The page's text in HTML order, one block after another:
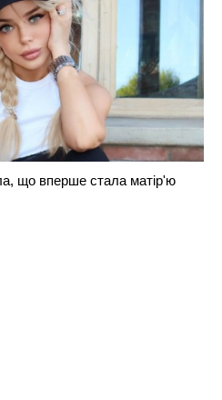
що вперше стала матір'ю